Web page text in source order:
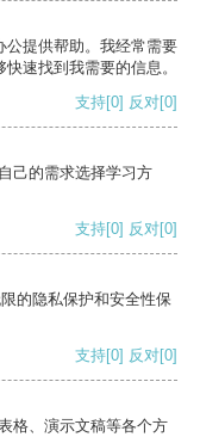
公提供帮助。我经常需要
速找到我需要的信息。
支持[0] 反对[0]
己的需求选择学习方
支持[0] 反对[0]
的隐私保护和安全性保
支持[0] 反对[0]
格、演示文稿等各个方